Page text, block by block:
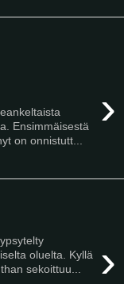
›
Ensimmäisestä
on onnistutt...
›
oluelta. Kyllä
sekoittuu...